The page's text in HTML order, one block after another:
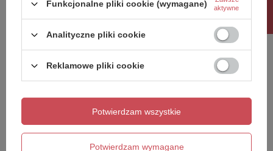
1800x375x450mm
Panelled Media Unit
1257x400x400mm
Funkcjonalne pliki cookie (wymagane)
aktywne
Analityczne pliki cookie
Reklamowe pliki cookie
Potwierdzam wymagane
Potwierdzam wszystkie